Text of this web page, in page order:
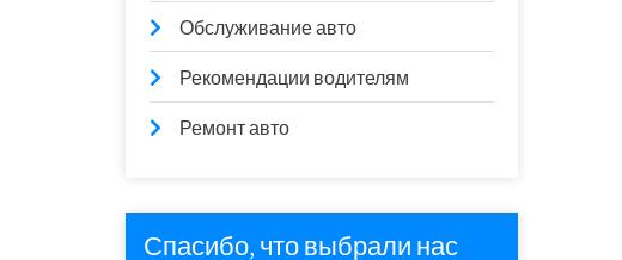
Обслуживание авто
Рекомендации водителям
Ремонт авто
Спасибо, что выбрали нас